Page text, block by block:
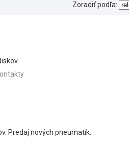
Zoradiť podľa:
Predaj nových pneumatík.